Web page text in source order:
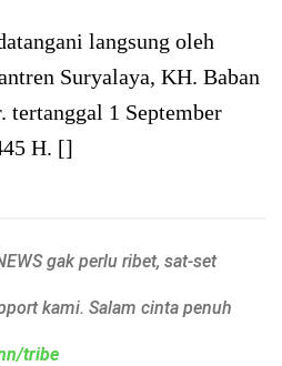
langsung oleh
Suryalaya, KH. Baban
tertanggal 1 September
H. []
gak perlu ribet, sat-set
kami. Salam cinta penuh
tribe